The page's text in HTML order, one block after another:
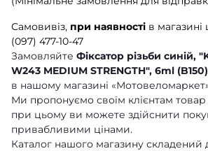
Самовивіз, при наявності в
(097) 477-10-47
Замовляйте Фіксатор різьби синій,
W243 MEDIUM STRENGTH", 6ml (B150)
в нашому магазині
Ми пропонуємо своїм клієнтам товар
при цьому ви можете здійснити
привабливими цінами.
Каталог нашого магазину